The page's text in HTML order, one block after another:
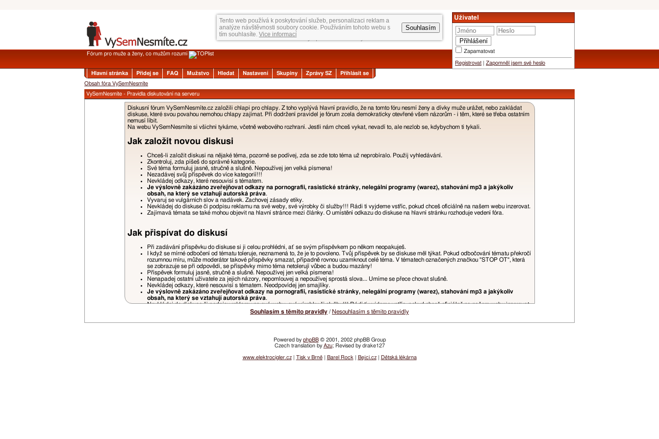
Tento web používá k poskytování služeb, personalizaci reklam a
analýze návštěvnosti soubory cookie. Používáním tohoto webu s
tím souhlasíte. Vice informací
Souhlasím
Uživatel
Zapamatovat
Registrovat Zapomněl jsem své heslo
Fórum pro muže a ženy, co mužům rozumí
Hlavní stránka Přidej se FAQ Mužstvo Hledat Nastavení Skupiny Zprávy SZ
Přihlásit se
Obsah fóra VySemNesmíte
VySemNesmíte - Pravidla diskutování na serveru
Diskusní fórum VySemNesmíte.cz založili chlapi pro chlapy. Z toho vyplývá hlavní pravidlo, že na tomto fóru nesmí ženy a dívky muže urážet, nebo zakládat
diskuse, které svou povahou nemohou chlapy zajímat. Při dodržení pravidel je fórum zcela demokraticky otevřené všem názorům - i těm, které se třeba ostatním
nemusí líbit.
Na webu VySemNesmíte si všichni tykáme, včetně webového rozhraní. Jestli nám chceš vykat, nevadí to, ale nezlob se, kdybychom ti tykali.
Jak založit novou diskusi
Chceš-li založit diskusi na nějaké téma, pozorně se podívej, zda se zde toto téma už neprobíralo. Použij vyhledávání.
Zkontroluj, zda píšeš do správné kategorie.
Své téma formuluj jasně, stručně a slušně. Nepoužívej jen velká písmena!
Nezadávej svůj příspěvek do více kategorií!!!
Nevkládej odkazy, které nesouvisí s tématem.
Je výslovně zakázáno zveřejňovat odkazy na pornografii, rasistické stránky, nelegální programy (warez), stahování mp3 a jakýkoliv
obsah, na který se vztahují autorská práva.
Vyvaruj se vulgárních slov a nadávek. Zachovej zásady etiky.
Nevkládej do diskuse či podpisu reklamu na své weby, své výrobky či služby!!! Rádi ti vyjdeme vstříc, pokud chceš oficiálně na našem webu inzerovat.
Zajímavá témata se také mohou objevit na hlavní stránce mezi články. O umístění odkazu do diskuse na hlavní stránku rozhoduje vedení fóra.
Jak přispívat do diskusí
Při zadávání příspěvku do diskuse si ji celou prohlédni, ať se svým příspěvkem po někom neopakuješ.
I když se mírné odbočení od tématu toleruje, neznamená to, že je to povoleno. Tvůj příspěvek by se diskuse měl týkat. Pokud odbočování tématu překročí
rozumnou míru, může moderátor takové příspěvky smazat, případně rovnou uzamknout celé téma. V tématech označených značkou "STOP OT", která
se zobrazuje se při odpovědi, se příspěvky mimo téma netolerují vůbec a budou mazány!
Příspěvek formuluj jasně, stručně a slušně. Nepoužívej jen velká písmena!
Nenapadej ostatní uživatele za jejich názory, nepomlouvej a nepoužívej sprostá slova... Umíme se přece chovat slušně.
Nevkládej odkazy, které nesouvisí s tématem. Neodpovídej jen smajlíky.
Je výslovně zakázáno zveřejňovat odkazy na pornografii, rasistické stránky, nelegální programy (warez), stahování mp3 a jakýkoliv
obsah, na který se vztahují autorská práva.
Nevkládej do diskuse či podpisu reklamu na své weby, své výrobky či služby!!! Rádi ti vyjdeme vstříc, pokud chceš oficiálně na našem webu inzerovat.
Pokud někoho cituješ (quote), ponech jen tu část původního příspěvku, na kterou reaguješ, odstraň zbytečné citace, obrázky, videa a podobné datově, či
Necituj příspěvky, které jsou přímo nad tvým příspěvkem. Pokud z předchozího příspěvku chceš vypíchnout např. slovní spojení, je to povoleno. Citace
Příspěvky nedodržující pravidela fóra, které ohrožují přehlednost diskusí a řádný chod webu, budou mazány, přesouvány, či editovány moderátory dle jejich
Souhlasím s těmito pravidly / Nesouhlasím s těmito pravidly
Powered by phpBB© 2001, 2002 phpBB Group
Czech translation by Azu; Revised by drake127
www.elektrocigler.cz| Tisk v Brně| Barel Rock Bejci.cz| Dětská lékárna